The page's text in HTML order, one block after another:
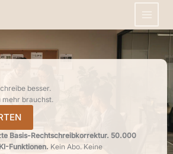
besser.
mehr brauchst.
Basis-Rechtschreibkorrektur. 50.000
Funktionen. Kein Abo. Keine